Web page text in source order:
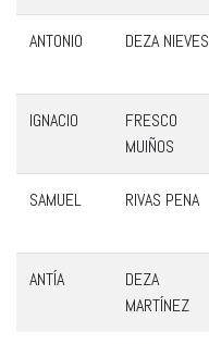
ANTONIO DEZA NIEVES
IGNACIO
FRESCO
MUIÑOS
SAMUEL RIVAS PENA
ANTÍA
DEZA
MARTÍNEZ